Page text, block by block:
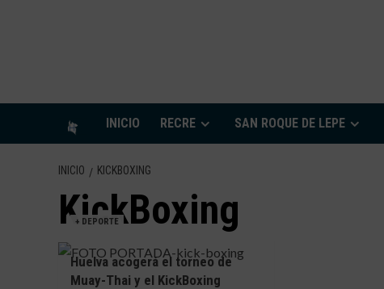
INICIO RECRE SAN ROQUE DE LEPE
INICIO KICKBOXING
KickBoxing
+ DEPORTE
Huelva acogerá el torneo de
Muay-Thai y el KickBoxing